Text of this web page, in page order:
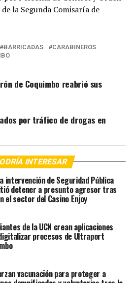
la Segunda Comisaría de
BARRICADAS
CARABINEROS
de Coquimbo reabrió sus
por tráfico de drogas en
INTERESAR
intervención de Seguridad Pública
detener a presunto agresor tras
el sector del Casino Enjoy
de la UCN crean aplicaciones
procesos de Ultraport
vacunación para proteger a